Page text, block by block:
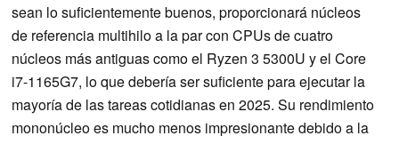
sean lo suficientemente buenos, proporcionará núcleos
de referencia multihilo a la par con CPUs de cuatro
núcleos más antiguas como el Ryzen 3 5300U y el Core
i7-1165G7, lo que debería ser suficiente para ejecutar la
mayoría de las tareas cotidianas en 2025. Su rendimiento
mononúcleo es mucho menos impresionante debido a la